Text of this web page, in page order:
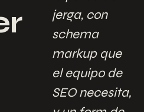
jerga, con
schema
markup que
el equipo de
SEO necesita,